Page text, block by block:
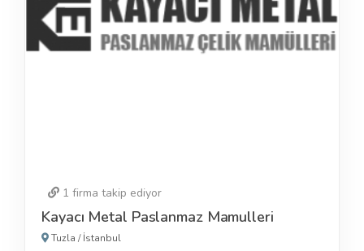
1 firma takip ediyor
Kayacı Metal Paslanmaz Mamulleri
Tuzla /İstanbul